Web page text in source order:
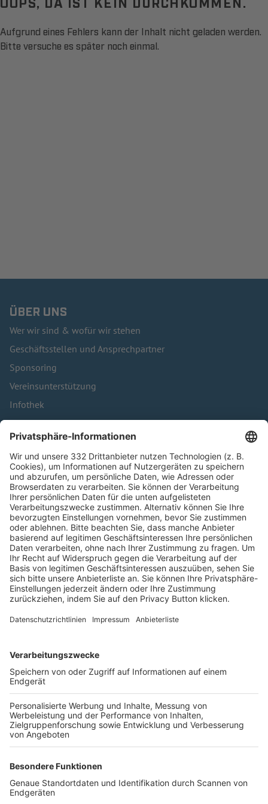
Aufgrund eines Fehlers kann der Inhalt nicht geladen werden.
Bitte versuche es später noch einmal.
ÜBER UNS
Wer wir sind & wofür wir stehen
Geschäftsstellen und Ansprechpartner
Sponsoring
Vereinsunterstützung
Infothek
Kontakt
HÄUFIG BESUCHTE SEITEN
Pässe und Vereinswechsel
Trainerausbildung
Schulungsangebot Vereinsmitarbeiter
BFV-Geschäftsstellen
Trainerbörse
Login SpielPlus
FOLGE DEM BFV
TOP-VEREINE
TOP-PARTNER